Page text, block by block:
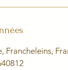
Francheleins,